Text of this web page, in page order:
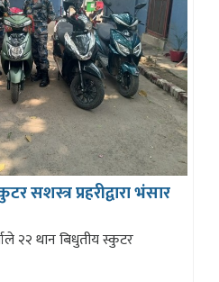
सशस्त्र प्रहरीद्वारा भंसार
२२ थान बिधुतीय स्कुटर